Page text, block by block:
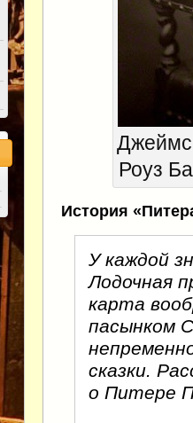
Джеймс
Роуз
История
У каждой
Лодочная
карта
пасынком
сказки.
о Питере